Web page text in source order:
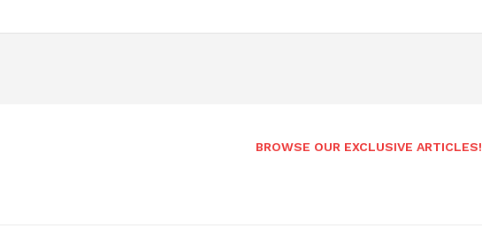
BROWSE OUR EXCLUSIVE ARTICLES!